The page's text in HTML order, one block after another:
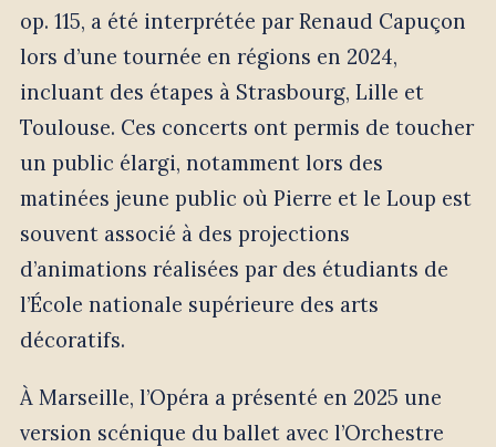
op. 115, a été interprétée par Renaud Capuçon
lors d’une tournée en régions en 2024,
incluant des étapes à Strasbourg, Lille et
Toulouse. Ces concerts ont permis de toucher
un public élargi, notamment lors des
matinées jeune public où Pierre et le Loup est
souvent associé à des projections
d’animations réalisées par des étudiants de
l’École nationale supérieure des arts
décoratifs.
À Marseille, l’Opéra a présenté en 2025 une
version scénique du ballet avec l’Orchestre